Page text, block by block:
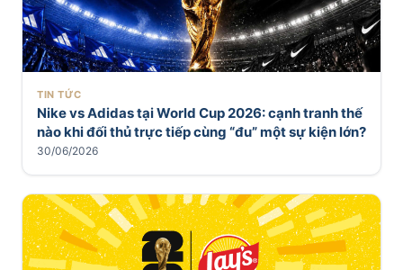
TIN TỨC
Nike vs Adidas tại World Cup 2026: cạnh tranh thế
nào khi đối thủ trực tiếp cùng “đu” một sự kiện lớn?
30/06/2026